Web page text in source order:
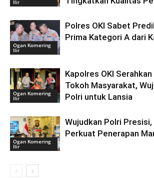
Ilir
Ogan Komering
Ilir
Polres OKI Sabet
Prima Kategori A dari
Ogan Komering
Ilir
Kapolres OKI
Tokoh Masyarakat,
Polri untuk Lansia
Ogan Komering
Ilir
Wujudkan Polri Presisi,
Perkuat Penerapan